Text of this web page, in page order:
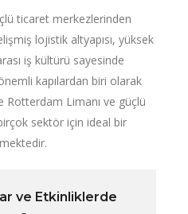
ticaret merkezlerinden
lojistik altyapısı, yüksek
iş kültürü sayesinde
kapılardan biri olarak
Rotterdam Limanı ve güçlü
birçok sektör için ideal bir
ve Etkinliklerde